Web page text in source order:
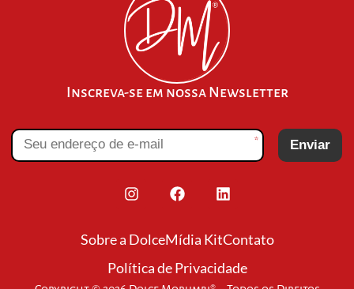
Inscreva-se em nossa Newsletter
* Enviar
Sobre a DolceMídia KitContato
Política de Privacidade